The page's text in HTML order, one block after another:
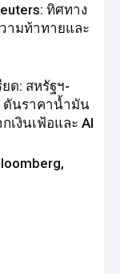
ทิศทาง
ามท้าทายและ
ด: สหรัฐฯ-
ดันราคาน้ำมัน
งินเฟ้อและ AI